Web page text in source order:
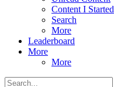
Content I Started
Search
More
Leaderboard
More
More